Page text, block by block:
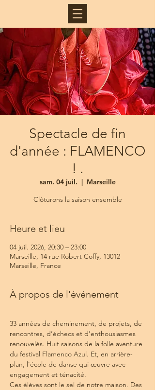
Spectacle de fin
d'année : FLAMENCO
! .
sam. 04 juil.
  |
Marseille
Clôturons la saison ensemble
Heure et lieu
04 juil. 2026, 20:30 – 23:00
Marseille, 14 rue Robert Coffy, 13012
Marseille, France
À propos de l'événement
33 années de cheminement, de projets, de
rencontres, d’échecs et d’enthousiasmes
renouvelés. Huit saisons de la folle aventure
du festival Flamenco Azul. Et, en arrière-
plan, l’école de danse qui œuvre avec
engagement et ténacité.
Ces élèves sont le sel de notre maison. Des